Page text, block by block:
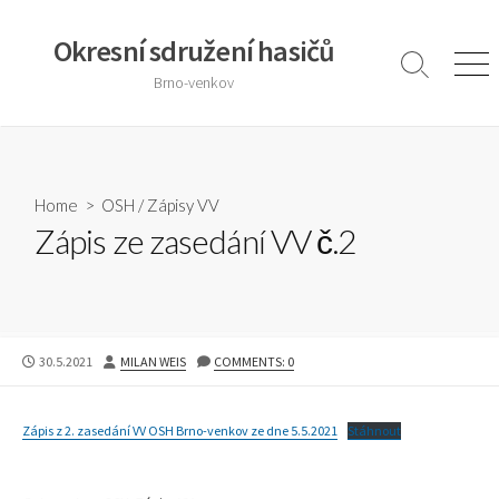
contentOkresní sdružení hasičů
Brno-venkov
Search
Home > OSH /Zápisy VV
Zápis ze zasedání VV č.2
PUBLISHED
30.5.2021 AUTHOR
MILAN WEIS COMMENTS: 0
Zápis z 2. zasedání VV OSH Brno-venkov ze dne 5.5.2021 Stáhnout